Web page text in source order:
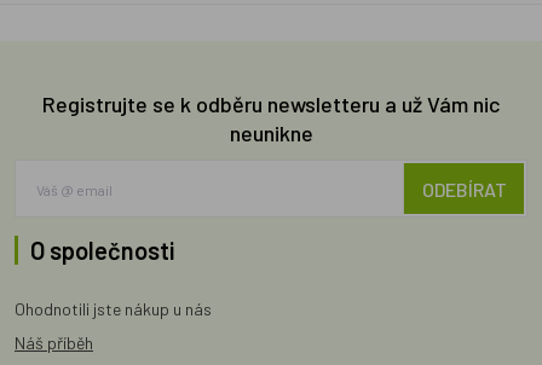
Registrujte se k odběru newsletteru a už Vám nic
neunikne
ODEBÍRAT
O společnosti
Ohodnotili jste nákup u nás
Náš příběh